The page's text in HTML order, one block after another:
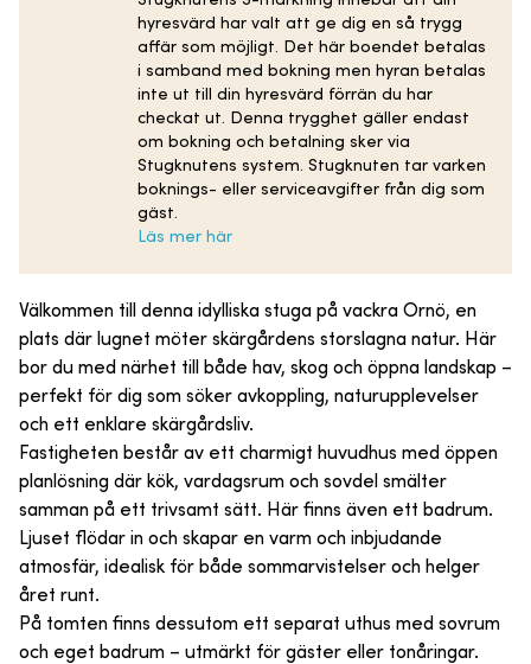
hyresvärd har valt att ge dig en så trygg
affär som möjligt. Det här boendet betalas
i samband med bokning men hyran betalas
inte ut till din hyresvärd förrän du har
checkat ut. Denna trygghet gäller endast
om bokning och betalning sker via
Stugknutens system. Stugknuten tar varken
boknings- eller serviceavgifter från dig som
gäst.
Läs mer här
Välkommen till denna idylliska stuga på vackra Ornö, en
plats där lugnet möter skärgårdens storslagna natur. Här
bor du med närhet till både hav, skog och öppna landskap –
perfekt för dig som söker avkoppling, naturupplevelser
och ett enklare skärgårdsliv.
Fastigheten består av ett charmigt huvudhus med öppen
planlösning där kök, vardagsrum och sovdel smälter
samman på ett trivsamt sätt. Här finns även ett badrum.
Ljuset flödar in och skapar en varm och inbjudande
atmosfär, idealisk för både sommarvistelser och helger
året runt.
På tomten finns dessutom ett separat uthus med sovrum
och eget badrum – utmärkt för gäster eller tonåringar.